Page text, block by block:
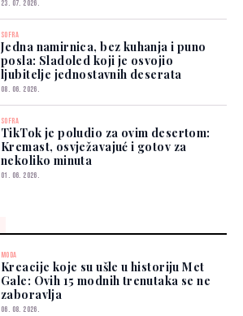
23. 07. 2026.
SOFRA
Jedna namirnica, bez kuhanja i puno
posla: Sladoled koji je osvojio
ljubitelje jednostavnih deserata
08. 06. 2026.
SOFRA
TikTok je poludio za ovim desertom:
Kremast, osvježavajuć i gotov za
nekoliko minuta
01. 06. 2026.
MODA
Kreacije koje su ušle u historiju Met
Gale: Ovih 15 modnih trenutaka se ne
zaboravlja
06. 08. 2026.